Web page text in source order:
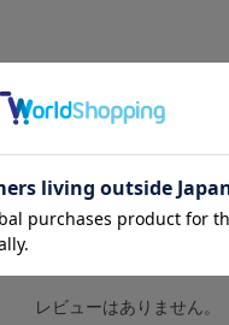
レビューはありません。